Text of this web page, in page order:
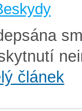
článek